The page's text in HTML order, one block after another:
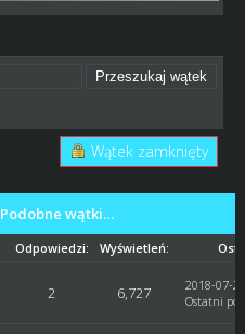
Wątek zamknięty
Podobne wątki…
Odpowiedzi: Wyświetleń:
2 6,727
2018-07-
Ostatni